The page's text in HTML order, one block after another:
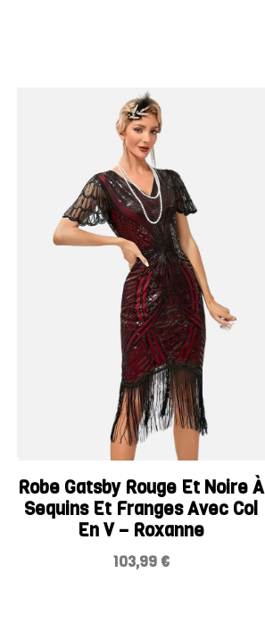
Robe Gatsby Rouge Et Noire À
Sequins Et Franges Avec Col
En V – Roxanne
103,99 €